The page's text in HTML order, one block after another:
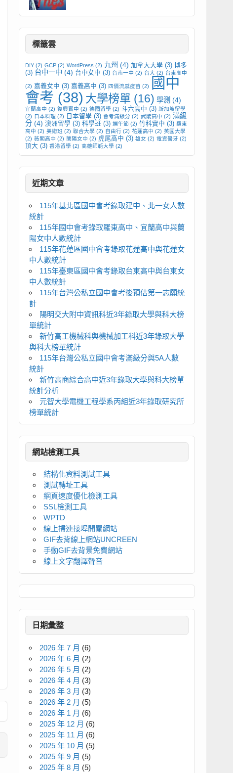
標籤雲
DIY (2) GCP (2) WordPress (2) 九州 (4) 加拿大大學 (3) 博多
(3) 台中一中 (4) 台中女中 (3) 台南一中 (2) 台大 (2) 台東高中
(2) 嘉義女中 (3) 嘉義高中 (3) 四價流感疫苗 (2)
國中
會考 (38) 大學榜單 (16) 學測 (4)
宜蘭高中 (2) 復興實中 (2) 德國留學 (2) 斗六高中 (3) 新加坡留學
(2) 日本料理 (2) 日本留學 (3) 會考滿級分 (2) 武陵高中 (2) 滿級
分 (4) 澳洲留學 (3) 科學班 (3) 端午節 (2) 竹科實中 (3) 羅東
高中 (2) 美術班 (2) 聯合大學 (2) 自由行 (2) 花蓮高中 (2) 英國大學
(2) 薇閣高中 (2) 蘭陽女中 (2) 虎尾高中 (3) 雄女 (2) 電資醫牙 (2)
頂大 (3) 香港留學 (2) 高雄師範大學 (2)
近期文章
115年基北區國中會考錄取建中、北一女人數
統計
115年國中會考錄取羅東高中、宜蘭高中與蘭
陽女中人數統計
115年花蓮區國中會考錄取花蓮高中與花蓮女
中人數統計
115年臺東區國中會考錄取台東高中與台東女
中人數統計
115年台灣公私立國中會考後預估第一志願統
計
陽明交大附中資訊科近3年錄取大學與科大榜
單統計
新竹高工機械科與機械加工科近3年錄取大學
與科大榜單統計
115年台灣公私立國中會考滿級分與5A人數
統計
新竹高商綜合高中近3年錄取大學與科大榜單
統計分析
元智大學電機工程學系丙組近3年錄取研究所
榜單統計
網站檢測工具
結構化資料測試工具
測試轉址工具
網頁速度優化檢測工具
SSL檢測工具
WPTD
線上掃連接埠開關網站
GIF去背線上網站UNCREEN
手動GIF去背景免費網站
線上文字翻譯聲音
日期彙整
2026 年 7 月 (6)
2026 年 6 月 (2)
2026 年 5 月 (2)
2026 年 4 月 (3)
2026 年 3 月 (3)
2026 年 2 月 (5)
2026 年 1 月 (6)
2025 年 12 月 (6)
2025 年 11 月 (6)
2025 年 10 月 (5)
2025 年 9 月 (5)
2025 年 8 月 (5)